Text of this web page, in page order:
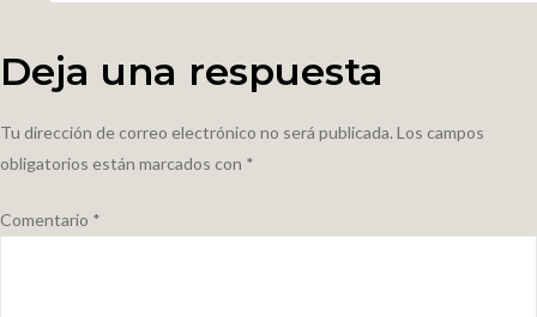
Deja una respuesta
Tu dirección de correo electrónico no será publicada. Los campos
obligatorios están marcados con *
Comentario *